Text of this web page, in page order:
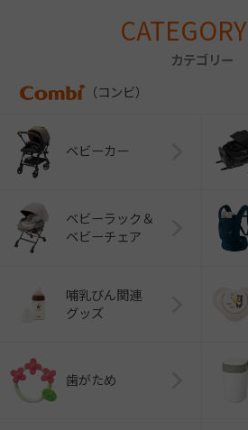
CATEGORY
カテゴリー
（コンビ）
ベビーカー
ベビーラック＆
ベビーチェア
哺乳びん関連
グッズ
歯がため